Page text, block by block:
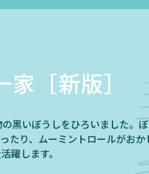
［新版］
黒いぼうしをひろいました。
たり、ムーミントロールがおか
躍します。